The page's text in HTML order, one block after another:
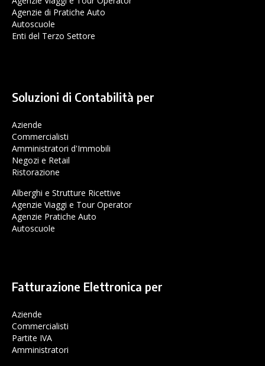
Agenzie di Pratiche Auto
Autoscuole
Enti del Terzo Settore
Soluzioni di Contabilità per
Aziende
Commercialisti
Amministratori d'Immobili
Negozi e Retail
Ristorazione
Alberghi e Strutture Ricettive
Agenzie Viaggi e Tour Operator
Agenzie Pratiche Auto
Autoscuole
Fatturazione Elettronica per
Aziende
Commercialisti
Partite IVA
Amministratori